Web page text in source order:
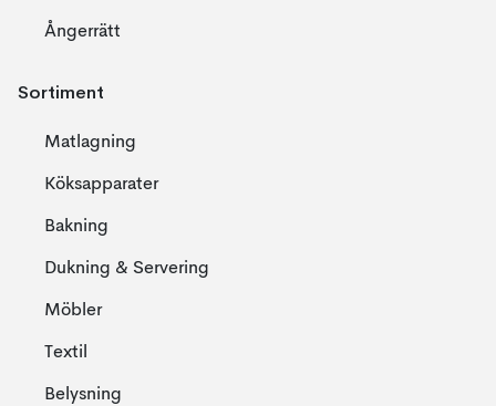
Ångerrätt
Sortiment
Matlagning
Köksapparater
Bakning
Dukning & Servering
Möbler
Textil
Belysning